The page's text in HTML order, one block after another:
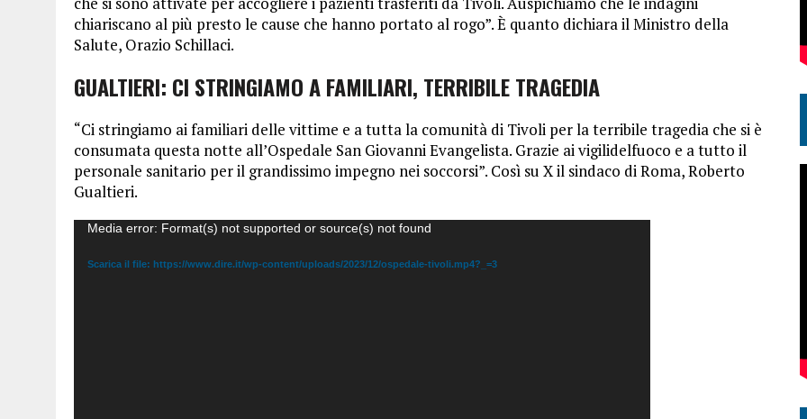
chiariscano al più presto le cause che hanno portato al rogo”. È quanto dichiara il Ministro della
Salute, Orazio Schillaci.
GUALTIERI: CI STRINGIAMO A FAMILIARI, TERRIBILE TRAGEDIA
“Ci stringiamo ai familiari delle vittime e a tutta la comunità di Tivoli per la terribile tragedia che si è
consumata questa notte all’Ospedale San Giovanni Evangelista. Grazie ai vigilidelfuoco e a tutto il
personale sanitario per il grandissimo impegno nei soccorsi”. Così su X il sindaco di Roma, Roberto
Gualtieri.
Video
Media error: Format(s) not supported or source(s) not found
Scarica il file: https://www.dire.it/wp-content/uploads/2023/12/ospedale-tivoli.mp4?_=3